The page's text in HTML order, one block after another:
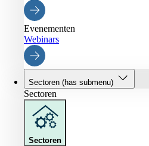
Evenementen
Webinars
Sectoren (has submenu)
Sectoren
Sectoren